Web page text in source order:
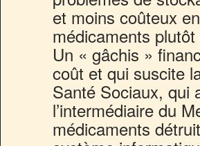
et moins coûteux
médicaments
Un « gâchis »
coût et qui suscite
Santé Sociaux, qui
l’intermédiaire du
médicaments